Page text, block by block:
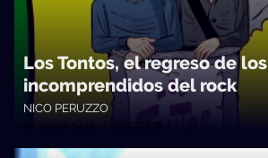
Los Tontos, el regreso de los
incomprendidos del rock
NICO PERUZZO
No Toquen Nada • 01/11/2024